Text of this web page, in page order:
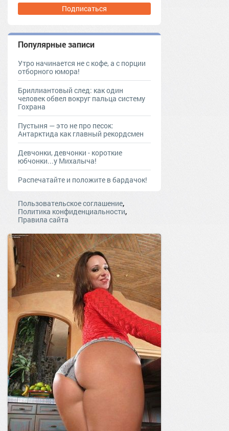
Подписаться
Популярные записи
Утро начинается не с кофе, а с порции
отборного юмора!
Бриллиантовый след: как один
человек обвел вокруг пальца систему
Гохрана
Пустыня — это не про песок:
Антарктида как главный рекордсмен
Девчонки, девчонки - короткие
юбчонки...у Михалыча!
Распечатайте и положите в бардачок!
Пользовательское соглашение,
Политика конфиденциальности,
Правила сайта